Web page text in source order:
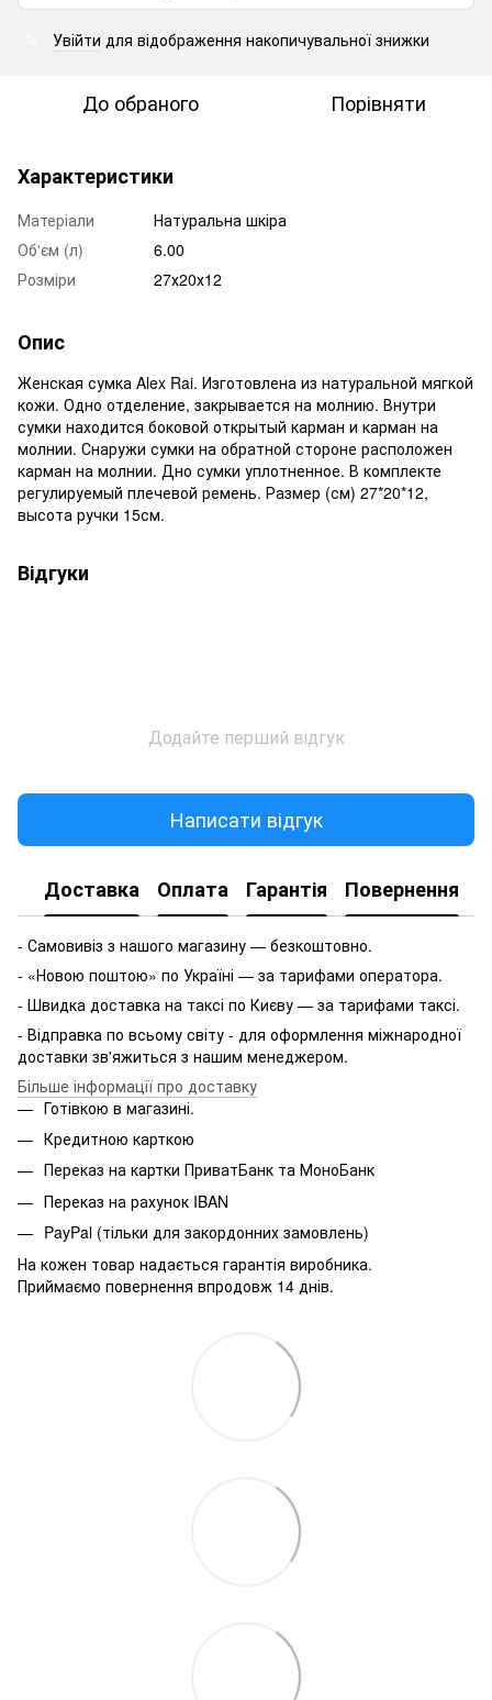
Увійти для відображення накопичувальної знижки
До обраного Порівняти
Характеристики
Матеріали
Натуральна шкіра
Об'єм (л)
6.00
Розміри
27х20х12
Опис
Женская сумка Alex Rai. Изготовлена из натуральной мягкой
кожи. Одно отделение, закрывается на молнию. Внутри
сумки находится боковой открытый карман и карман на
молнии. Снаружи сумки на обратной стороне расположен
карман на молнии. Дно сумки уплотненное. В комплекте
регулируемый плечевой ремень. Размер (см) 27*20*12,
высота ручки 15см.
Відгуки
Додайте перший відгук
Написати відгук
Доставка Оплата Гарантія Повернення
- Самовивіз з нашого магазину — безкоштовно.
- «Новою поштою» по Україні — за тарифами оператора.
- Швидка доставка на таксі по Києву — за тарифами таксі.
- Відправка по всьому світу - для оформлення міжнародної
доставки зв'яжиться з нашим менеджером.
Більше інформації про доставку
Готівкою в магазині.
Кредитною карткою
Переказ на картки ПриватБанк та МоноБанк
Переказ на рахунок IBAN
PayPal (тільки для закордонних замовлень)
На кожен товар надається гарантія виробника.
Приймаємо повернення впродовж 14 днів.